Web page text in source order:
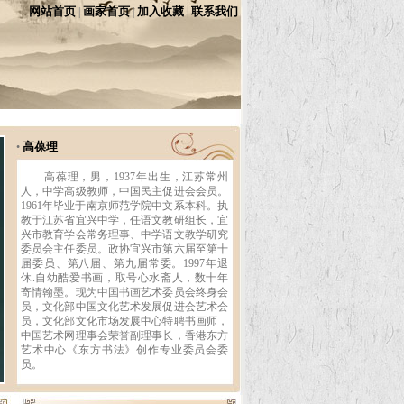
网站首页 画家首页|加入收藏 |联系我们
• 高葆理
高葆理，男，1937年出生，江苏常州
人，中学高级教师，中国民主促进会会员。
1961年毕业于南京师范学院中文系本科。执
教于江苏省宜兴中学，任语文教研组长，宜
兴市教育学会常务理事、中学语文教学研究
委员会主任委员。政协宜兴市第六届至第十
届委员、第八届、第九届常委。1997年退
休.自幼酷爱书画，取号心水斋人，数十年
寄情翰墨。现为中国书画艺术委员会终身会
员，文化部中国文化艺术发展促进会艺术会
员，文化部文化市场发展中心特聘书画师，
中国艺术网理事会荣誉副理事长，香港东方
艺术中心《东方书法》创作专业委员会委
员。